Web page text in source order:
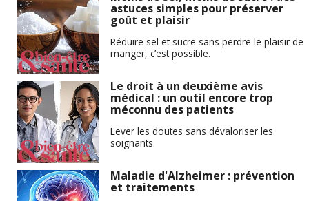
astuces simples pour préserver
goût et plaisir
Réduire sel et sucre sans perdre le plaisir de
manger, c’est possible.
Le droit à un deuxième avis
médical : un outil encore trop
méconnu des patients
Lever les doutes sans dévaloriser les
soignants.
Maladie d'Alzheimer : prévention
et traitements